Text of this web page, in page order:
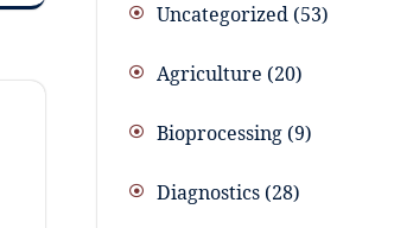
Uncategorized 53
Agriculture 20
Bioprocessing 9
Diagnostics 28